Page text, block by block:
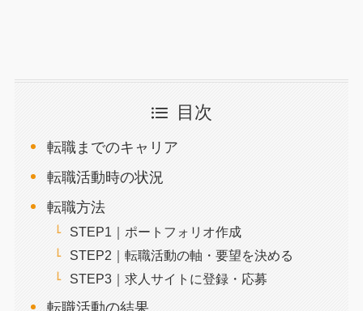
目次
転職までのキャリア
転職活動時の状況
転職方法
STEP1｜ポートフォリオ作成
STEP2｜転職活動の軸・要望を決める
STEP3｜求人サイトに登録・応募
転職活動の結果